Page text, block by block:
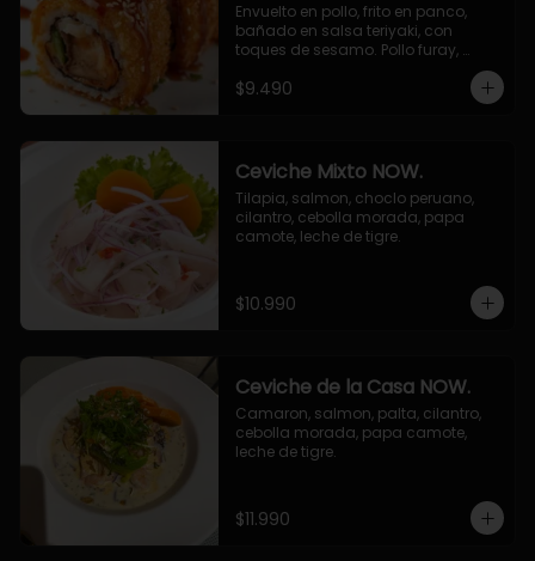
Envuelto en pollo, frito en panco,
bañado en salsa teriyaki, con
toques de sesamo. Pollo furay,
queso, champiñon furay, cebollin.
$9.490
Ceviche Mixto NOW.
Tilapia, salmon, choclo peruano,
cilantro, cebolla morada, papa
camote, leche de tigre.
$10.990
Ceviche de la Casa NOW.
Camaron, salmon, palta, cilantro,
cebolla morada, papa camote,
leche de tigre.
$11.990